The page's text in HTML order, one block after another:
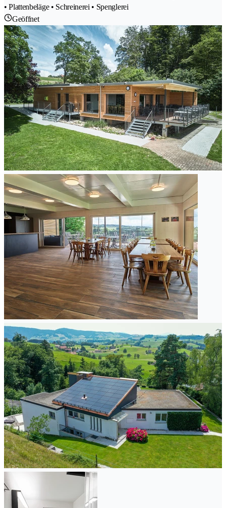
• Plattenbeläge • Schreinerei • Spenglerei
Geöffnet